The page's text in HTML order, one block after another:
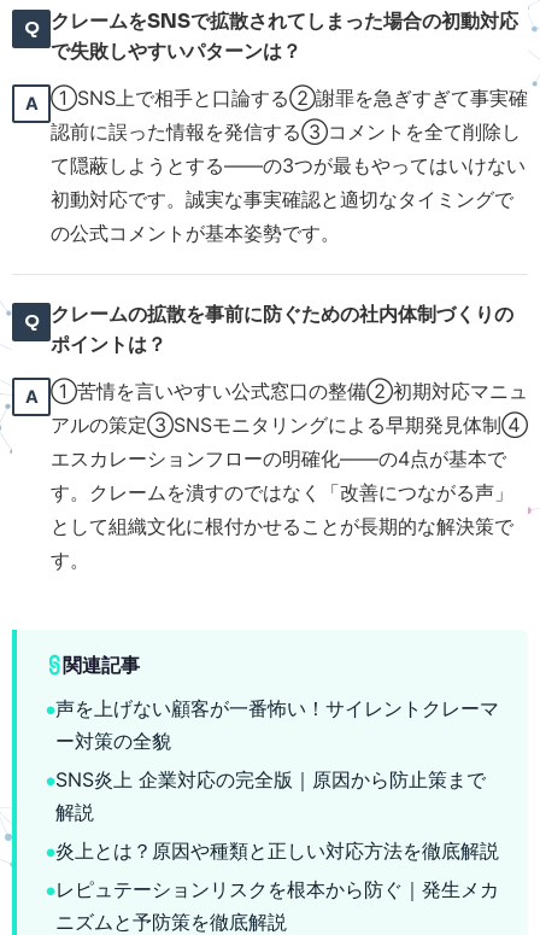
クレームをSNSで拡散されてしまった場合の初動対応
で失敗しやすいパターンは？
①SNS上で相手と口論する②謝罪を急ぎすぎて事実確
認前に誤った情報を発信する③コメントを全て削除し
て隠蔽しようとする——の3つが最もやってはいけない
初動対応です。誠実な事実確認と適切なタイミングで
の公式コメントが基本姿勢です。
クレームの拡散を事前に防ぐための社内体制づくりの
ポイントは？
①苦情を言いやすい公式窓口の整備②初期対応マニュ
アルの策定③SNSモニタリングによる早期発見体制④
エスカレーションフローの明確化——の4点が基本で
す。クレームを潰すのではなく「改善につながる声」
として組織文化に根付かせることが長期的な解決策で
す。
関連記事
声を上げない顧客が一番怖い！サイレントクレーマ
ー対策の全貌
SNS炎上 企業対応の完全版｜原因から防止策まで
解説
炎上とは？原因や種類と正しい対応方法を徹底解説
レピュテーションリスクを根本から防ぐ｜発生メカ
ニズムと予防策を徹底解説